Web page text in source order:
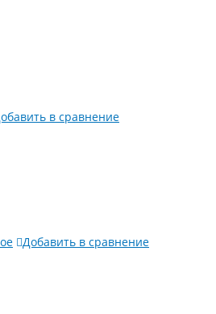
в сравнение
Добавить в сравнение